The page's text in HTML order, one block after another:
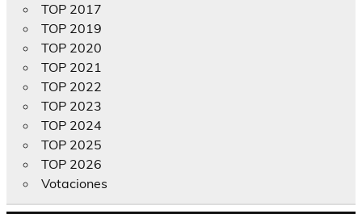
TOP 2017
TOP 2019
TOP 2020
TOP 2021
TOP 2022
TOP 2023
TOP 2024
TOP 2025
TOP 2026
Votaciones